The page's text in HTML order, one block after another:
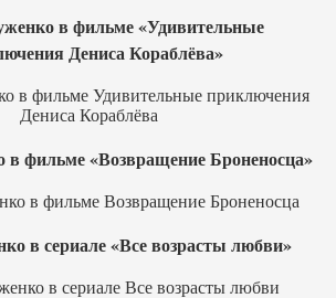
в фильме «Удивительные
Дениса Кораблёва»
фильме «Возвращение Броненосца»
в сериале «Все возрасты любви»